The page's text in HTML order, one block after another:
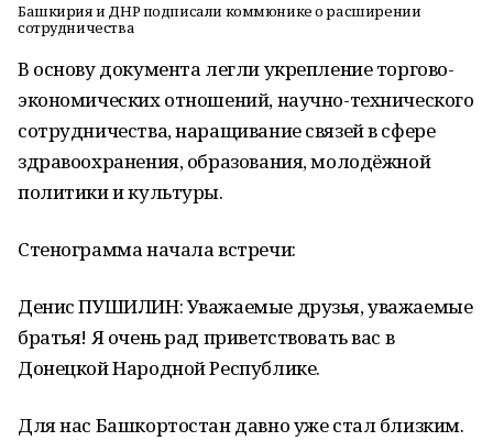
Башкирия и ДНР подписали коммюнике о расширении
сотрудничества
В основу документа легли укрепление торгово-
экономических отношений, научно-технического
сотрудничества, наращивание связей в сфере
здравоохранения, образования, молодёжной
политики и культуры.
Стенограмма начала встречи:
Денис ПУШИЛИН: Уважаемые друзья, уважаемые
братья! Я очень рад приветствовать вас в
Донецкой Народной Республике.
Для нас Башкортостан давно уже стал близким.